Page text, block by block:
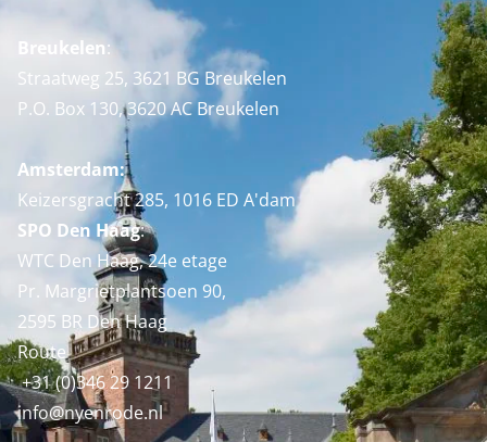
Breukelen:
Straatweg 25, 3621 BG Breukelen
P.O. Box 130, 3620 AC Breukelen
Amsterdam:
Keizersgracht 285, 1016 ED A'dam
SPO Den Haag:
WTC Den Haag, 24e etage
Pr. Margrietplantsoen 90,
2595 BR Den Haag
Route
+31 (0)346 29 1211
info@nyenrode.nl